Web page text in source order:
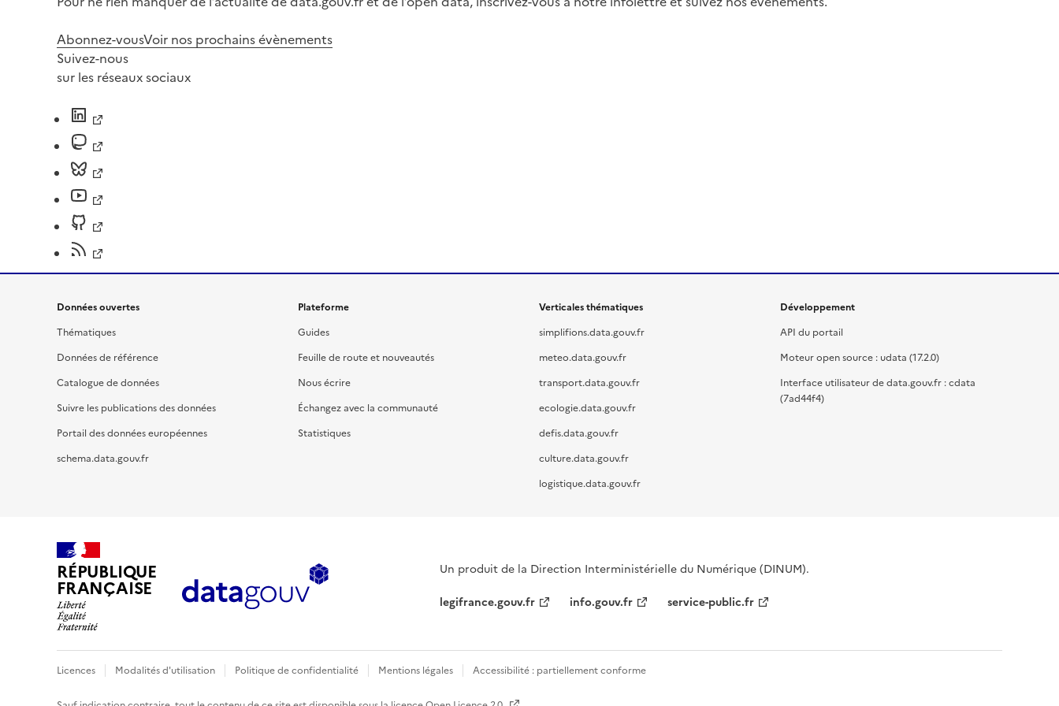
Abonnez-vousVoir nos prochains évènements
Suivez-nous
sur les réseaux sociaux
Données ouvertes
Thématiques
Données de référence
Catalogue de données
Suivre les publications des données
Portail des données européennes
schema.data.gouv.fr
Plateforme
Guides
Feuille de route et nouveautés
Nous écrire
Échangez avec la communauté
Statistiques
Verticales thématiques
simplifions.data.gouv.fr
meteo.data.gouv.fr
transport.data.gouv.fr
ecologie.data.gouv.fr
defis.data.gouv.fr
culture.data.gouv.fr
logistique.data.gouv.fr
Développement
API du portail
Moteur open source : udata (17.2.0)
Interface utilisateur de data.gouv.fr : cdata
(7ad44f4)
RÉPUBLIQUE
FRANÇAISE
Un produit de la Direction Interministérielle du Numérique (DINUM).
legifrance.gouv.fr
info.gouv.fr service-public.fr
Licences Modalités d'utilisation Politique de confidentialité Mentions légales Accessibilité : partiellement conforme